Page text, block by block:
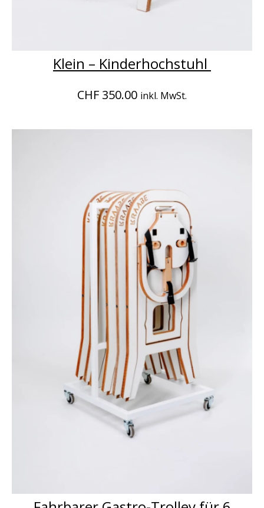
Klein – Kinderhochstuhl
CHF 350.00 inkl. MwSt.